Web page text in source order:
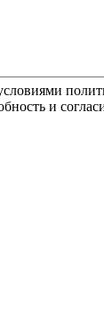
и